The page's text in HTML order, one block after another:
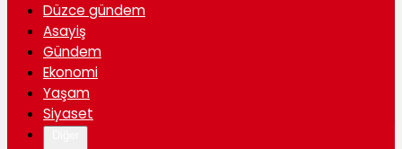
Düzce gündem
Asayiş
Gündem
Ekonomi
Yaşam
Siyaset